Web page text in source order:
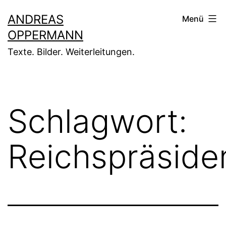
Inhalt
springen
ANDREAS
OPPERMANN
Texte. Bilder. Weiterleitungen.
Menü
Schlagwort: